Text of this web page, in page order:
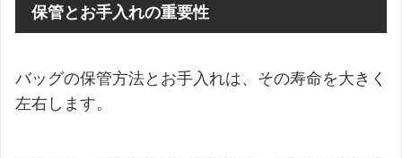
保管とお手入れの重要性
バッグの保管方法とお手入れは、その寿命を大きく
左右します。